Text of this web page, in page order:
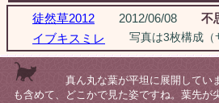
徒然草2012 2012/06/08
不
イブキスミレ
写真は3枚構成（
真ん丸な葉が平坦に展開してい
も含めて、どこかで見た姿ですね。葉先が